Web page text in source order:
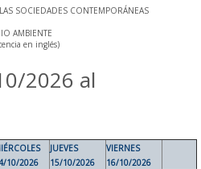
SOCIEDADES CONTEMPORÁNEAS
AMBIENTE
en inglés)
2026 al
10/2026
JUEVES
15/10/2026
VIERNES
16/10/2026